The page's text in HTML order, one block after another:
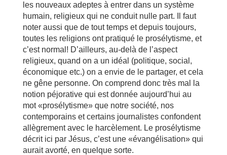
les nouveaux adeptes à entrer dans un système
humain, religieux qui ne conduit nulle part. Il faut
noter aussi que de tout temps et depuis toujours,
toutes les religions ont pratiqué le prosélytisme, et
c’est normal! D’ailleurs, au-delà de l’aspect
religieux, quand on a un idéal (politique, social,
économique etc.) on a envie de le partager, et cela
ne gêne personne. On comprend donc très mal la
notion péjorative qui est donnée aujourd’hui au
mot «prosélytisme» que notre société, nos
contemporains et certains journalistes confondent
allègrement avec le harcèlement. Le prosélytisme
décrit ici par Jésus, c’est une «évangélisation» qui
aurait avorté, en quelque sorte.